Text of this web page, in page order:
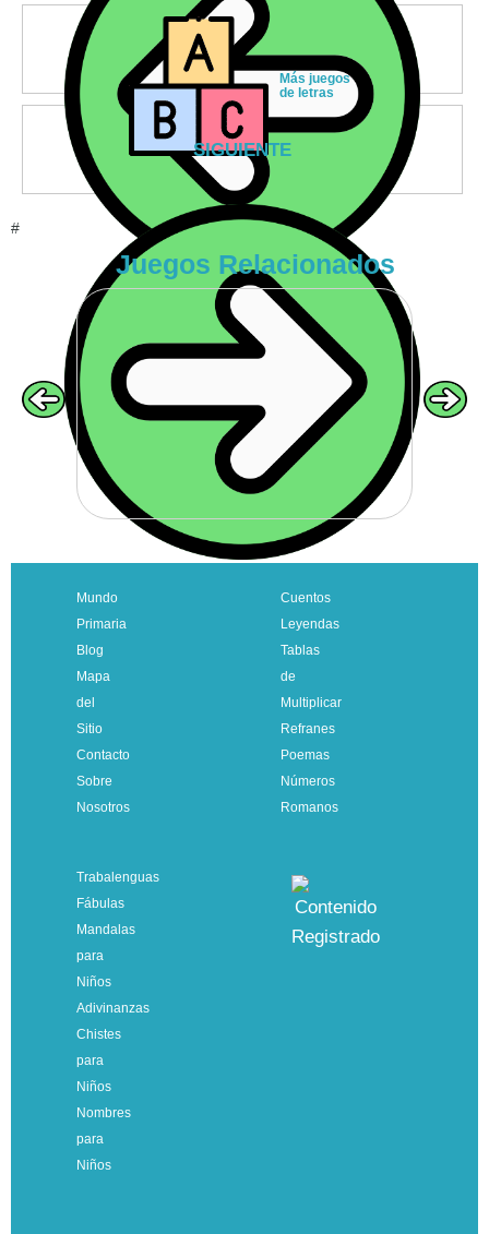
VOLVER
Más juegos
de letras
SIGUIENTE
#
Juegos Relacionados
Mundo
Primaria
Blog
Mapa
del
Sitio
Contacto
Sobre
Nosotros
Cuentos
Leyendas
Tablas
de
Multiplicar
Refranes
Poemas
Números
Romanos
Trabalenguas
Fábulas
Mandalas
para
Niños
Adivinanzas
Chistes
para
Niños
Nombres
para
Niños